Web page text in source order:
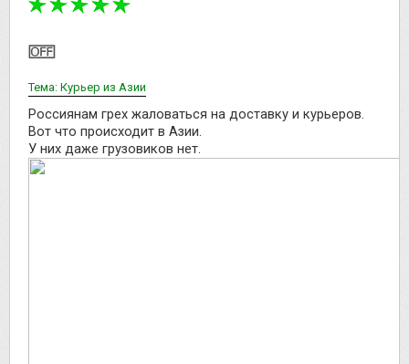
Тема: Курьер из Азии
Россиянам грех жаловаться на доставку и курьеров.
Вот что происходит в Азии.
У них даже грузовиков нет.